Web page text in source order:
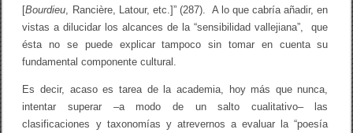
a
l
s
s
n
i
b
[Bourdieu, Rancière, Latour, etc.]” (287). A lo que cabría añadir, en
vistas a dilucidar los alcances de la “sensibilidad vallejiana”, que
ésta no se puede explicar tampoco sin tomar en cuenta su
fundamental componente cultural.
Es decir, acaso es tarea de la academia, hoy más que nunca,
intentar superar –a modo de un salto cualitativo– las
clasificaciones y taxonomías y atrevernos a evaluar la “poesía